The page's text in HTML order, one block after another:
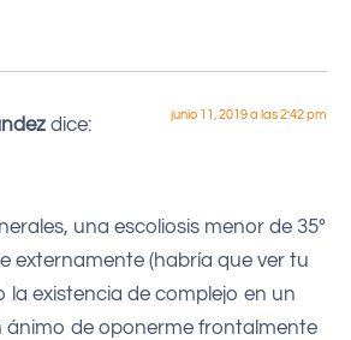
dice: junio 11, 2019 a las 2:42 pm
una escoliosis menor de 35º
externamente (habría que ver tu
la existencia de complejo en un
ánimo de oponerme frontalmente